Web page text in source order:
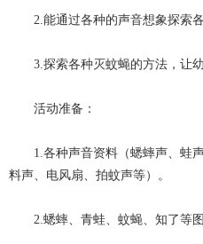
2.能通过各种的声音想象探索各
3.探索各种灭蚊蝇的方法，让幼
活动准备：
1.各种声音资料（蟋蟀声、蛙声
料声、电风扇、拍蚊声等）。
2.蟋蟀、青蛙、蚊蝇、知了等图